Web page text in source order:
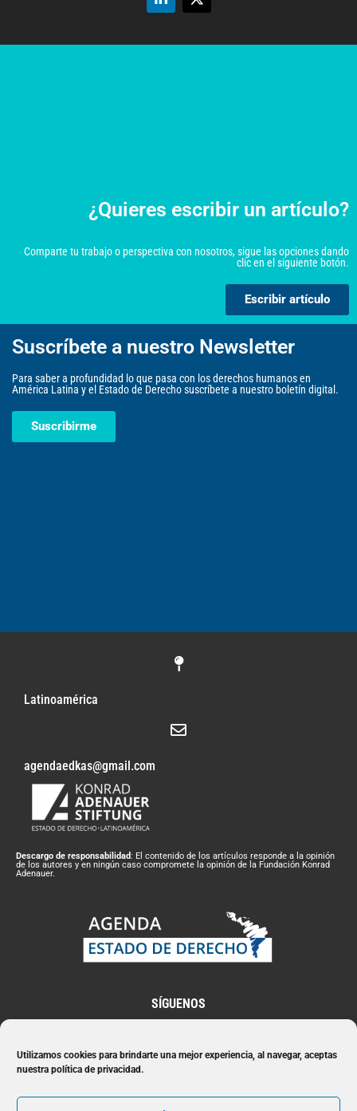
Utilizamos cookies para brindarte una mejor experiencia, al navegar, aceptas
nuestra política de privacidad.
¿Quieres escribir un artículo?
Comparte tu trabajo o perspectiva con nosotros, sigue las opciones dando
clic en el siguiente botón.
Escribir artículo
Suscríbete a nuestro Newsletter
Para saber a profundidad lo que pasa con los derechos humanos en
América Latina y el Estado de Derecho suscríbete a nuestro boletín digital.
Suscribirme
Latinoamérica
agendaedkas@gmail.com
Descargo de responsabilidad: El contenido de los artículos responde a la opinión
de los autores y en ningún caso compromete la opinión de la Fundación Konrad
Adenauer.
SÍGUENOS